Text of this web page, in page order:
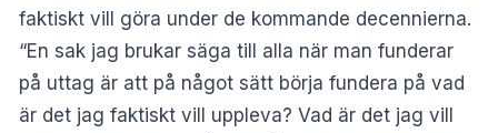
faktiskt vill göra under de kommande decennierna.
“En sak jag brukar säga till alla när man funderar
på uttag är att på något sätt börja fundera på vad
är det jag faktiskt vill uppleva? Vad är det jag vill